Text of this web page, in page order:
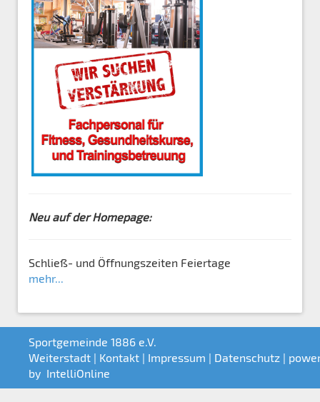
Neu auf der Homepage:
Schließ- und Öffnungszeiten Feiertage
mehr...
Sportgemeinde 1886 e.V.
Weiterstadt | Kontakt | Impressum | Datenschutz |
by IntelliOnline